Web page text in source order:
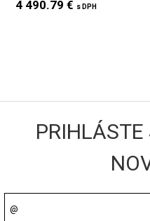
4 490.79 € s DPH
PRIHLÁSTE